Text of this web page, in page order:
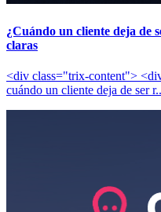
¿Cuándo un cliente deja de
claras
<div class="trix-content">
cuándo un cliente deja de ser